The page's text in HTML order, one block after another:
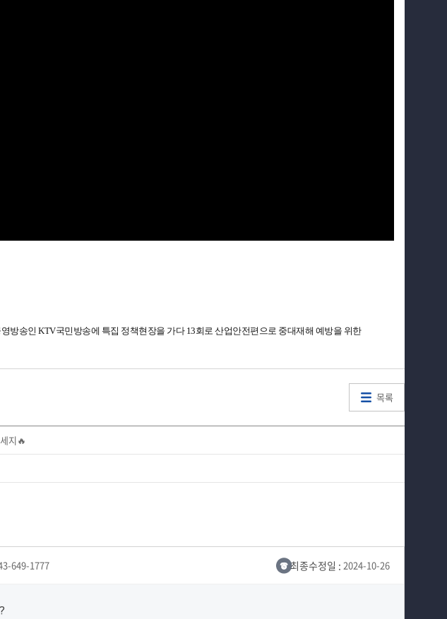
방송인 KTV국민방송에 특집 정책현장을 가다 13회로 산업안전편으로 중대재해 예방을 위한
목록
지🔥
649-1777 최종수정일 : 2024-10-26